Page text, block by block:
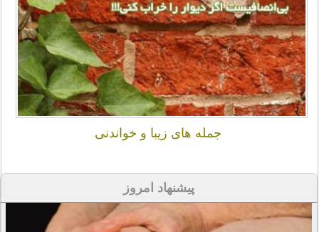
جمله های زیبا و خواندنی
پیشنهاد امروز